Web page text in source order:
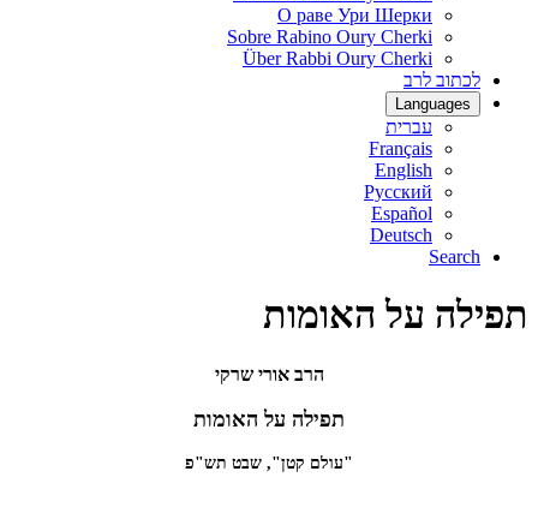
О раве Ури Шерки
Sobre Rabino Oury Cherki
Über Rabbi Oury Cherki
לכתוב לרב
Languages
עברית
Français
English
Русский
Español
Deutsch
Search
תפילה על האומות
הרב אורי שרקי
תפילה על האומות
"עולם קטן", שבט תש"פ